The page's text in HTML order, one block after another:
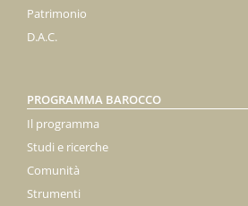
Patrimonio
D.A.C.
PROGRAMMA BAROCCO
Il programma
Studi e ricerche
Comunità
Strumenti